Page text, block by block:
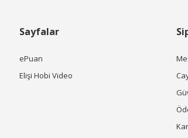
Sayfalar
ePuan
Elişi Hobi Video